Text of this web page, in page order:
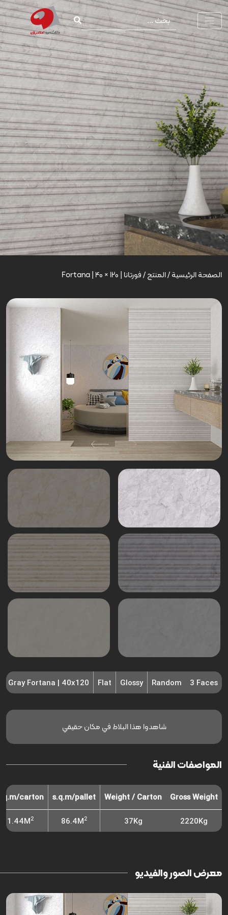
الصفحة الرئيسية/المنتج/فورتانا | Fortana | 40 × 120
3 Faces
Random
Glossy
Flat
Gray Fortana | 40x120
شاهدوا هذا البلاط في مكان حقيقي
المواصفات الفنية
Gross Weight
Weight / Carton
s.q.m/pallet
carton
2220Kg
37Kg
86.4M2
1.44M2
معرض الصور والفيديو